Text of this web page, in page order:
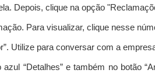
Depois, clique na opção
Para visualizar, clique nesse
Utilize para conversar com a
“Detalhes” e também no botão